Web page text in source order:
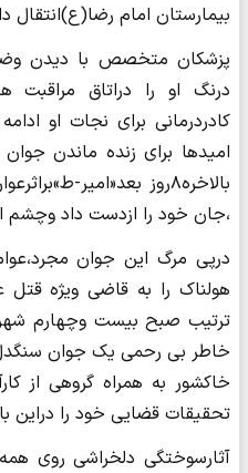
بیمارستان امام رضا(ع)انتقال
پزشکان متخصص با دیدن
درنگ او را دراتاق مراقبت
کادردرمانی برای نجات او
امیدها برای زنده ماندن
بالاخره۸روز بعد«امیر-
،جان خود را ازدست داد
درپی مرگ این جوان
هولناک را به قاضی ویژه
ترتیب صبح بیست وچهارم
خاطر بی رحمی یک جوان
خاکشور به همراه گروهی از
تحقیقات قضایی خود را دراین